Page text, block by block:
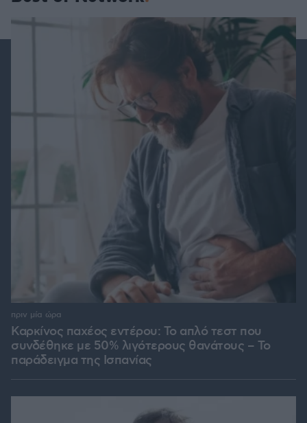
Καρκίνος παχέος εντέρου: Το απλό τεστ που
συνδέθηκε με 50% λιγότερους θανάτους – Το
παράδειγμα της Ισπανίας
πριν μία ώρα